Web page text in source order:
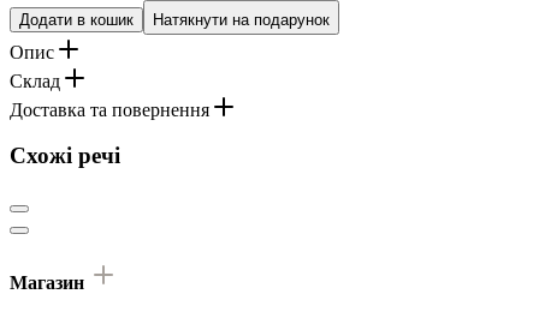
Додати в кошик Натякнути на подарунок
Опис
Склад
Доставка та повернення
Схожі речі
Магазин